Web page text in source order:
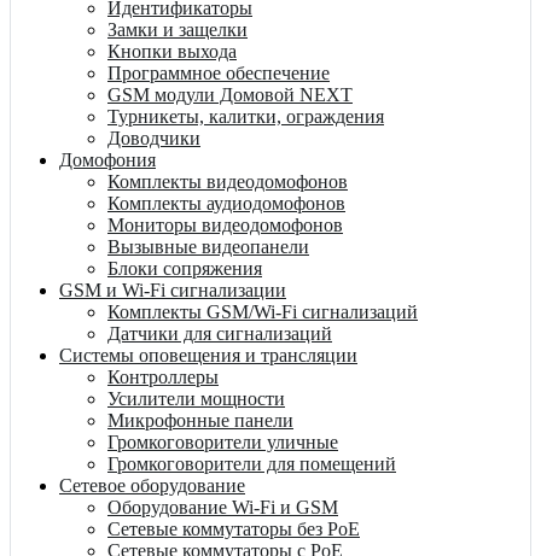
Идентификаторы
Замки и защелки
Кнопки выхода
Программное обеспечение
GSM модули Домовой NEXT
Турникеты, калитки, ограждения
Доводчики
Домофония
Комплекты видеодомофонов
Комплекты аудиодомофонов
Мониторы видеодомофонов
Вызывные видеопанели
Блоки сопряжения
GSM и Wi-Fi сигнализации
Комплекты GSM/Wi-Fi сигнализаций
Датчики для сигнализаций
Системы оповещения и трансляции
Контроллеры
Усилители мощности
Микрофонные панели
Громкоговорители уличные
Громкоговорители для помещений
Сетевое оборудование
Оборудование Wi-Fi и GSM
Сетевые коммутаторы без PoE
Сетевые коммутаторы с PoE